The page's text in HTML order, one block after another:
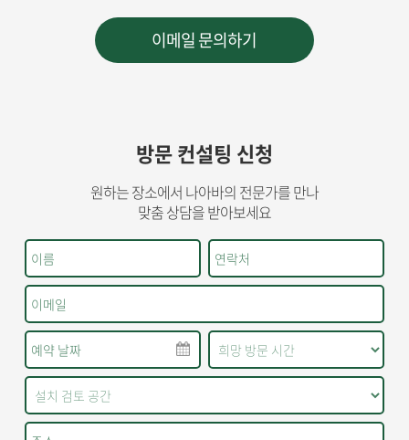
방문 컨설팅 신청
원하는 장소에서 나아바의 전문가를 만나
맞춤 상담을 받아보세요